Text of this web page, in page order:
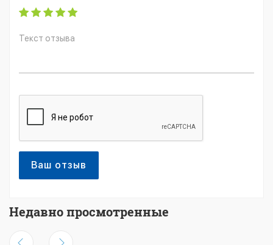
Ваш отзыв
Недавно просмотренные